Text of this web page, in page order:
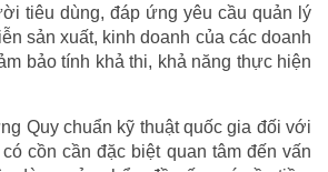
tiêu dùng, đáp ứng yêu cầu quản lý
sản xuất, kinh doanh của các doanh
bảo tính khả thi, khả năng thực hiện
Quy chuẩn kỹ thuật quốc gia đối với
cồn cần đặc biệt quan tâm đến vấn